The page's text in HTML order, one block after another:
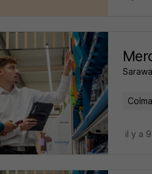
il y a